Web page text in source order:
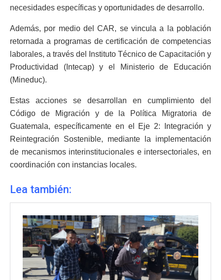
necesidades específicas y oportunidades de desarrollo.
Además, por medio del CAR, se vincula a la población
retornada a programas de certificación de competencias
laborales, a través del Instituto Técnico de Capacitación y
Productividad (Intecap) y el Ministerio de Educación
(Mineduc).
Estas acciones se desarrollan en cumplimiento del
Código de Migración y de la Política Migratoria de
Guatemala, específicamente en el Eje 2: Integración y
Reintegración Sostenible, mediante la implementación
de mecanismos interinstitucionales e intersectoriales, en
coordinación con instancias locales.
Lea también: